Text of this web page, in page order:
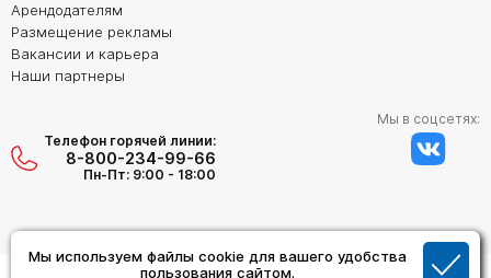
Мы используем файлы cookie для вашего удобства
пользования сайтом.
Арендодателям
Размещение рекламы
Вакансии и карьера
Наши партнеры
Телефон горячей линии:
8-800-234-99-66
Пн-Пт: 9:00 - 18:00
Мы в соцсетях: